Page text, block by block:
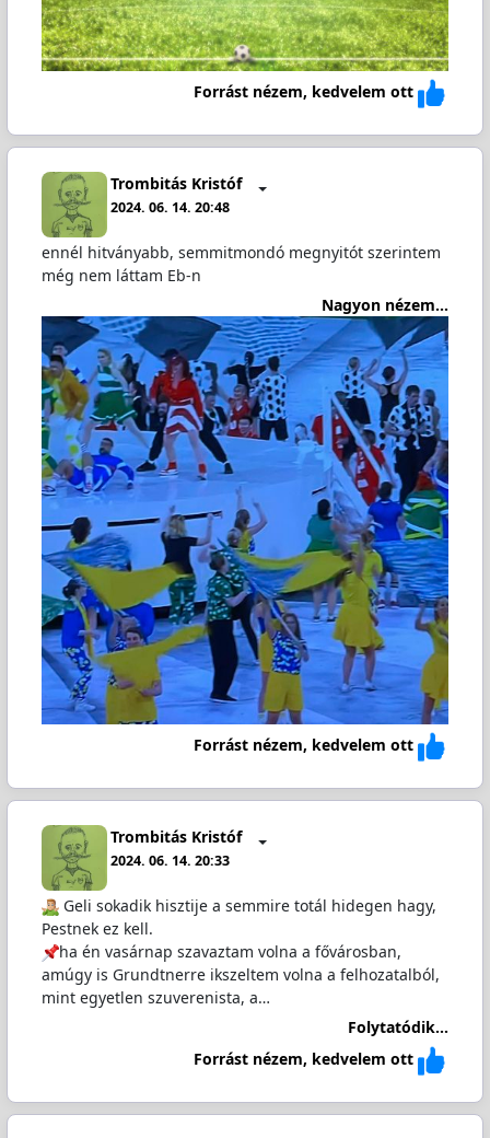
Forrást nézem, kedvelem ott
Trombitás Kristóf
2024. 06. 14. 20:48
ennél hℹ️tványabb, semmitmondó megnyitót szerintem
még nem láttam Eb-n
Nagyon nézem...
Forrást nézem, kedvelem ott
Trombitás Kristóf
2024. 06. 14. 20:33
️ Geli sokadik hisztije a semmire totál hidegen hagy,
Pestnek ez kell.
ha én vasárnap szavaztam volna a fővárosban,
amúgy is Grundtnerre ikszeltem volna a felhozatalból,
mint egyetlen szuverenista, a…
Folytatódik...
Forrást nézem, kedvelem ott